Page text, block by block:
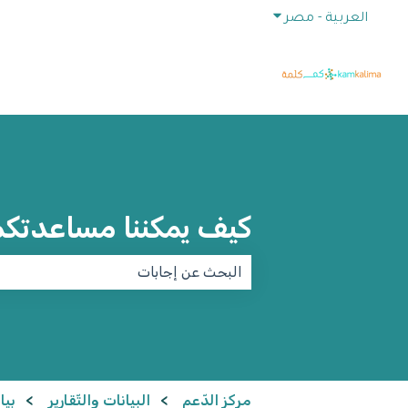
العربية - مصر إظهار القائمة الفرعية للترجمات
كيف يمكننا
مركز الدّعم البيانات والتّقارير